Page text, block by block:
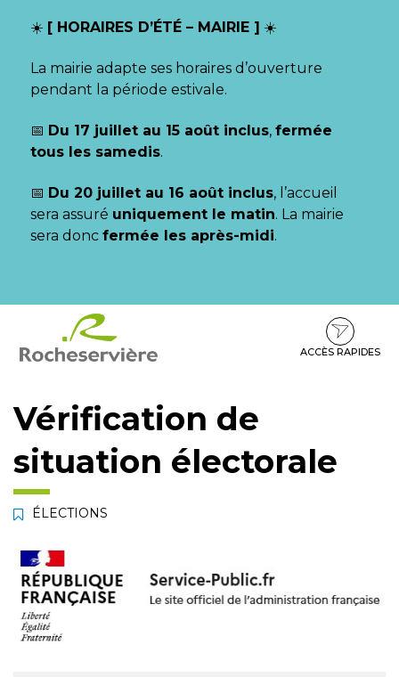
☀️ [ HORAIRES D’ÉTÉ – MAIRIE ] ☀️
La mairie adapte ses horaires d’ouverture
pendant la période estivale.
📅 Du 17 juillet au 15 août inclus, fermée
tous les samedis.
📅 Du 20 juillet au 16 août inclus, l’accueil
sera assuré uniquement le matin. La mairie
sera donc fermée les après-midi.
contenu
pied
ACCÈS RAPIDES
Vérification de
situation électorale
ÉLECTIONS